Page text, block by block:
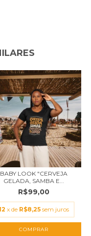
BABY LOOK "CERVEJA
GELADA, SAMBA E...
R$99,00
x de R$8,25 sem juros
COMPRAR